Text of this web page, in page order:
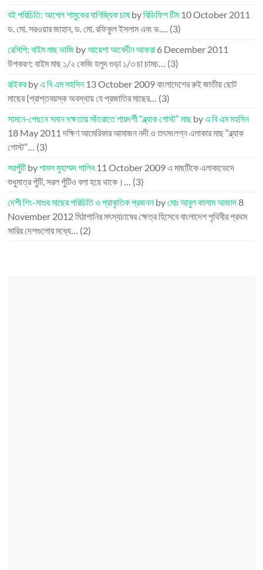
বই পরিচিতি: আপেল শামুকের বাণিজ্যিক চাষbyবিডিফিশ টিম 10 October 2011
ড. মো. সরওয়ার জাহান, ড. মো. রফিকুল ইসলাম এবং ড.… (3)
রেসিপি: বাইম মাছ ভাজি byআয়েশা আবেদীন আফরা 6 December 2011
উপকরণ: বাইম মাছ ১/২ কেজি হলুদ গুড়া ১/৩ চা চামচ… (3)
রাইকরbyএ বি এম মহসিন 13 October 2009বাংলাদেশের রুই জাতীয় ছোট
মাছের (প্রাপ্তবয়স্ক অবস্থায় যে প্রজাতির মাছের… (3)
সামনে-পেছনে সমান দক্ষতায় সাঁতরাতে পারদর্শী “ব্ল্যাক গোস্ট” মাছbyএ বি এম মহসিন
18 May 2011 দক্ষিণ আমেরিকার আমাজন নদী ও তৎসংলগ্ন এলাকার মাছ “ব্ল্যাক
গোস্ট”… (3)
সরপুঁটিbyশামস মুহাম্মদ গালিব 11 October 2009এ মাছটিকে এলাকাভেদে
শুধুমাত্র পুঁটি, সরল পুঁটিও বলা হয়ে থাকে।… (3)
দেশী শিং-মাগুর মাছের পরিচিতি ও প্রাকৃতিক প্রজননbyমোঃ আবুল কালাম আজাদ8
November 2012মিঠাপানির মৎস্যচাষের ক্ষেত্র হিসেবে বাংলাদেশ পৃথিবীর প্রথম
সারির দেশগুলোর মধ্যে… (2)